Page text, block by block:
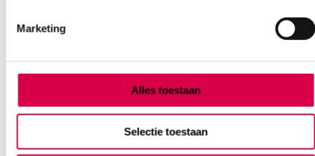
Marketing
Alles toestaan
Selectie toestaan
Stereinox Self-Sealing sterilisatiezakje, 57mm x